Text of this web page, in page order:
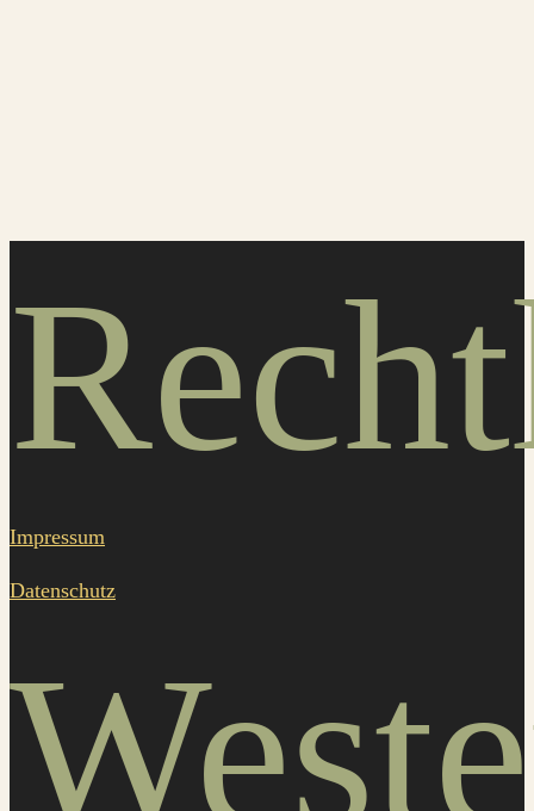
Impressum
Datenschutz